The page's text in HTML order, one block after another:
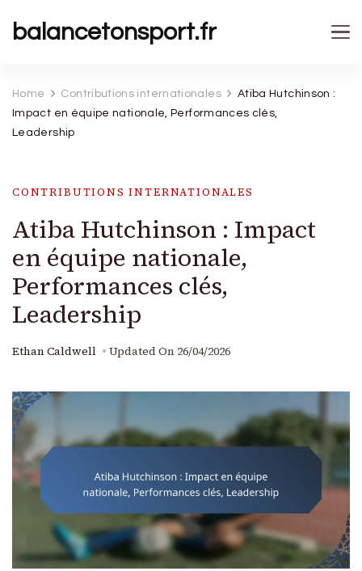
balancetonsport.fr
Home Contributions internationales
Atiba Hutchinson :
Impact en équipe nationale, Performances clés,
Leadership
CONTRIBUTIONS INTERNATIONALES
Atiba Hutchinson : Impact
en équipe nationale,
Performances clés,
Leadership
Ethan Caldwell Updated On 26/04/2026